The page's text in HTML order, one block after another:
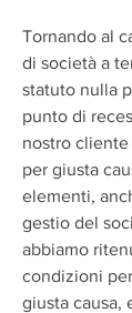
Tornando al
di società a
statuto nulla
punto di
nostro
per giusta
elementi,
gestio del
abbiamo
condizioni
giusta causa,